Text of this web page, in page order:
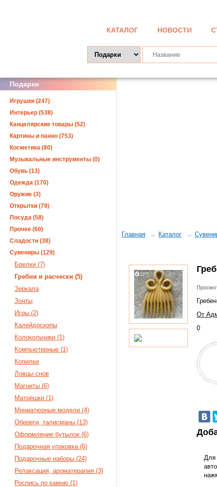
КАТАЛОГ НОВОСТИ
Главная Каталог
От
0
Для
Подарки
Игрушки (247)
Интерьер (538)
Канцелярские товары (52)
Картины и панно (753)
Косметика (80)
Музыкальные инструменты (0)
Обувь (13)
Одежда (170)
Оружие (3)
Открытки (79)
Посуда (58)
Прочее (60)
Сладости (38)
Сувениры (129)
Брелки (7)
Гребни и расчески (5)
Зеркала
Зонты
Игры (2)
Калейдоскопы
Колокольчики (1)
Компьютерные (1)
Копилки
Ловцы снов
Магниты (6)
Матрёшки (1)
Миниатюрные модели (4)
Обереги, талисманы (13)
Оформление бутылок (6)
Подарочная упаковка (6)
Подарочные наборы (24)
Релаксация, ароматерапия (3)
Роспись по камню (1)